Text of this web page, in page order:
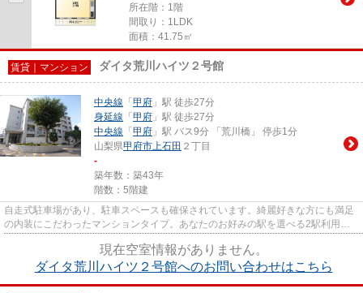
所在階：1階
間取り：1LDK
面積：41.75㎡
賃貸｜マンション ダイタ荒川ハイツ２号館
中央線 「 甲府 」駅 徒歩27分
身延線 「 甲府 」駅 徒歩27分
中央線 「 甲府 」駅 バス9分 「荒川橋」 停歩1分
山梨県甲府市上石田 ２丁目
-
築年数：築43年
階数：5階建
自走式駐車場があり、駐車スペースも確保されています。綺麗好きな方にも満足
の内装にこだわったマンションタイプ。あなたのお好みの駅を選べる2駅利用可
現在空室情報がありません。
ダイタ荒川ハイツ２号館へのお問い合わせはこちら